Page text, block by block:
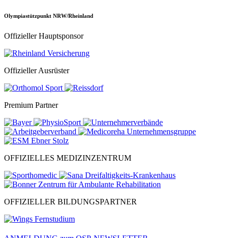
Olympiastützpunkt NRW/Rheinland
Offizieller Hauptsponsor
Offizieller Ausrüster
Premium Partner
OFFIZIELLES MEDIZINZENTRUM
OFFIZIELLER BILDUNGSPARTNER